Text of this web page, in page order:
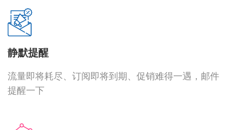
静默提醒
流量即将耗尽、订阅即将到期、促销难得一遇，邮件
提醒一下